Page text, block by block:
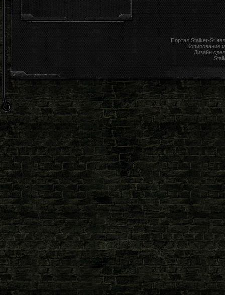
Портал Stalker-St
Копирование
Дизайн